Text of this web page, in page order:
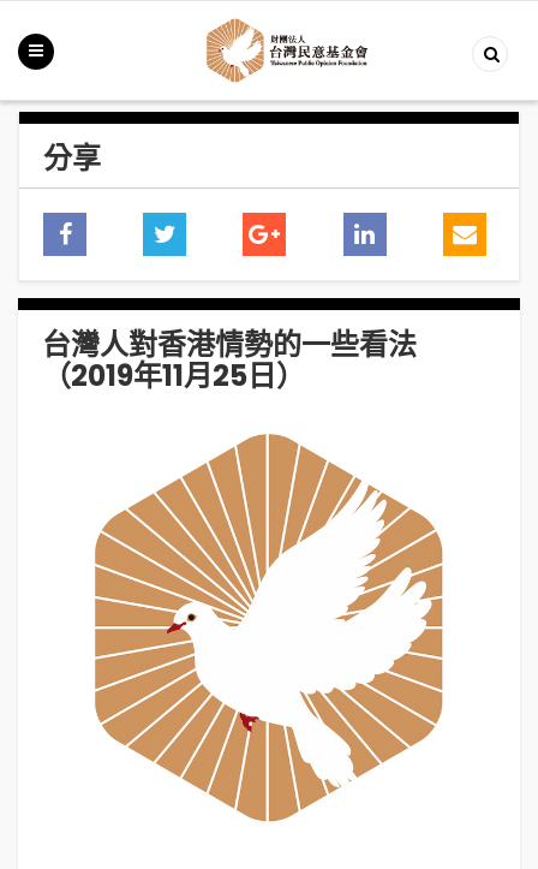
分享
台灣人對香港情勢的一些看法
（2019年11月25日）